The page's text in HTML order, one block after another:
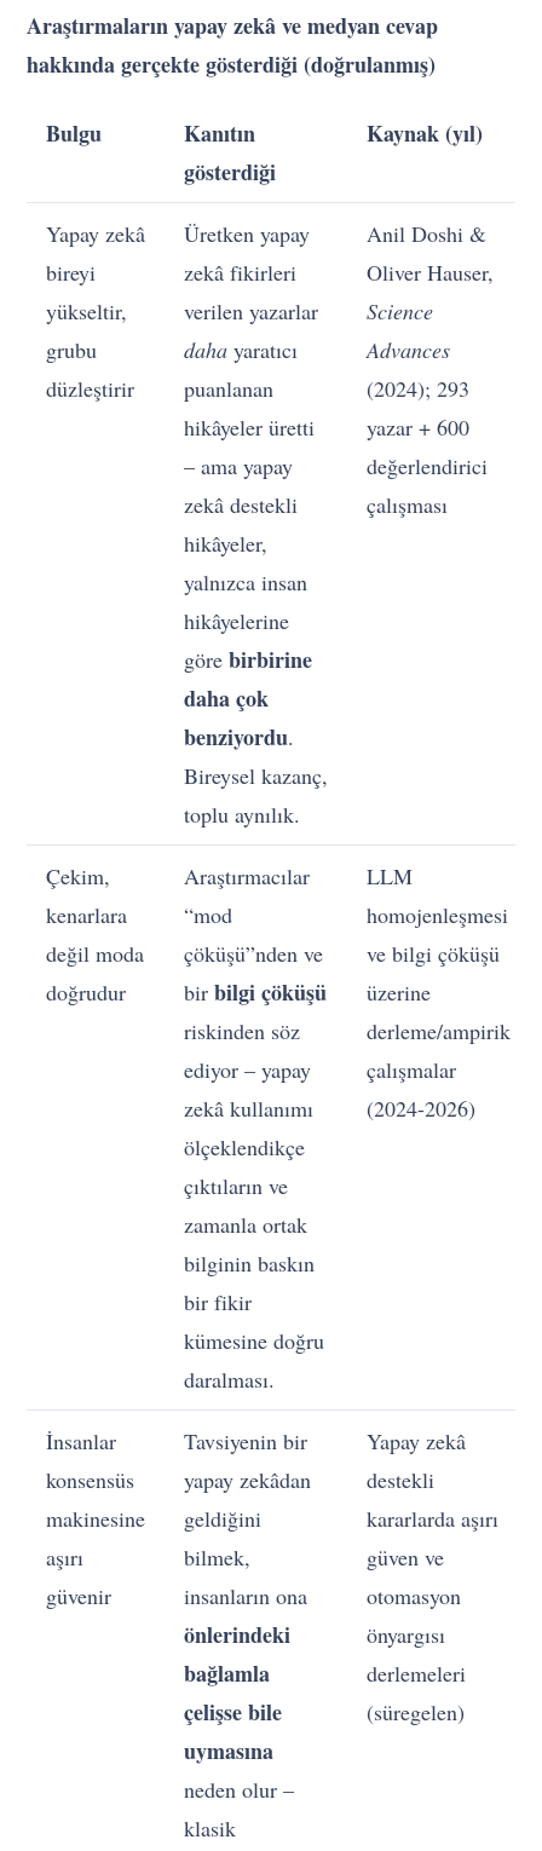
Araştırmaların yapay zekâ ve medyan cevap
hakkında gerçekte gösterdiği (doğrulanmış)
Bulgu
Kanıtın
gösterdiği
Kaynak (yıl)
Yapay zekâ
bireyi
yükseltir,
grubu
düzleştirir
Üretken yapay
zekâ fikirleri
verilen yazarlar
daha yaratıcı
puanlanan
hikâyeler üretti
– ama yapay
zekâ destekli
hikâyeler,
yalnızca insan
hikâyelerine
görebirbirine
daha çok
benziyordu.
Bireysel kazanç,
toplu aynılık.
Anil Doshi &
Oliver Hauser,
Science
Advances
(2024); 293
yazar + 600
değerlendirici
çalışması
Çekim,
kenarlara
değil moda
doğrudur
Araştırmacılar
“mod
çöküşü”nden ve
birbilgi çöküşü
riskinden söz
ediyor – yapay
zekâ kullanımı
ölçeklendikçe
çıktıların ve
zamanla ortak
bilginin baskın
bir fikir
kümesine doğru
daralması.
LLM
homojenleşmesi
ve bilgi çöküşü
üzerine
derleme/ampirik
çalışmalar
(2024-2026)
İnsanlar
konsensüs
makinesine
aşırı
güvenir
Tavsiyenin bir
yapay zekâdan
geldiğini
bilmek,
insanların ona
önlerindeki
bağlamla
çelişse bile
uymasına
neden olur –
klasik
Yapay zekâ
destekli
kararlarda aşırı
güven ve
otomasyon
önyargısı
derlemeleri
(süregelen)